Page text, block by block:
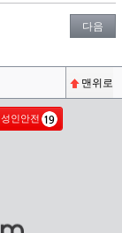
다음
맨위로
성인안전